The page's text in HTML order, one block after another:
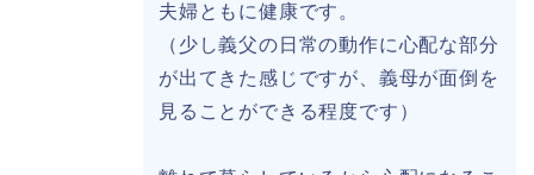
夫婦ともに健康です。
（少し義父の日常の動作に心配な部分
が出てきた感じですが、義母が面倒を
見ることができる程度です）